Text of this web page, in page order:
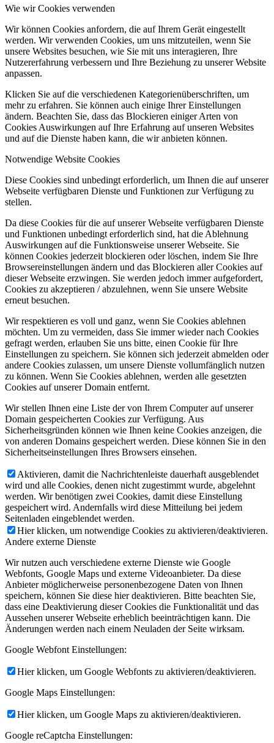
Wie wir Cookies verwenden
Wir können Cookies anfordern, die auf Ihrem Gerät eingestellt
werden. Wir verwenden Cookies, um uns mitzuteilen, wenn Sie
unsere Websites besuchen, wie Sie mit uns interagieren, Ihre
Nutzererfahrung verbessern und Ihre Beziehung zu unserer Website
anpassen.
Klicken Sie auf die verschiedenen Kategorienüberschriften, um
mehr zu erfahren. Sie können auch einige Ihrer Einstellungen
ändern. Beachten Sie, dass das Blockieren einiger Arten von
Cookies Auswirkungen auf Ihre Erfahrung auf unseren Websites
und auf die Dienste haben kann, die wir anbieten können.
Notwendige Website Cookies
Diese Cookies sind unbedingt erforderlich, um Ihnen die auf unserer
Webseite verfügbaren Dienste und Funktionen zur Verfügung zu
stellen.
Da diese Cookies für die auf unserer Webseite verfügbaren Dienste
und Funktionen unbedingt erforderlich sind, hat die Ablehnung
Auswirkungen auf die Funktionsweise unserer Webseite. Sie
können Cookies jederzeit blockieren oder löschen, indem Sie Ihre
Browsereinstellungen ändern und das Blockieren aller Cookies auf
dieser Webseite erzwingen. Sie werden jedoch immer aufgefordert,
Cookies zu akzeptieren / abzulehnen, wenn Sie unsere Website
erneut besuchen.
Wir respektieren es voll und ganz, wenn Sie Cookies ablehnen
möchten. Um zu vermeiden, dass Sie immer wieder nach Cookies
gefragt werden, erlauben Sie uns bitte, einen Cookie für Ihre
Einstellungen zu speichern. Sie können sich jederzeit abmelden oder
andere Cookies zulassen, um unsere Dienste vollumfänglich nutzen
zu können. Wenn Sie Cookies ablehnen, werden alle gesetzten
Cookies auf unserer Domain entfernt.
Wir stellen Ihnen eine Liste der von Ihrem Computer auf unserer
Domain gespeicherten Cookies zur Verfügung. Aus
Sicherheitsgründen können wie Ihnen keine Cookies anzeigen, die
von anderen Domains gespeichert werden. Diese können Sie in den
Sicherheitseinstellungen Ihres Browsers einsehen.
Aktivieren, damit die Nachrichtenleiste dauerhaft ausgeblendet
wird und alle Cookies, denen nicht zugestimmt wurde, abgelehnt
werden. Wir benötigen zwei Cookies, damit diese Einstellung
gespeichert wird. Andernfalls wird diese Mitteilung bei jedem
Seitenladen eingeblendet werden.
Hier klicken, um notwendige Cookies zu aktivieren/deaktivieren.
Andere externe Dienste
Wir nutzen auch verschiedene externe Dienste wie Google
Webfonts, Google Maps und externe Videoanbieter. Da diese
Anbieter möglicherweise personenbezogene Daten von Ihnen
speichern, können Sie diese hier deaktivieren. Bitte beachten Sie,
dass eine Deaktivierung dieser Cookies die Funktionalität und das
Aussehen unserer Webseite erheblich beeinträchtigen kann. Die
Änderungen werden nach einem Neuladen der Seite wirksam.
Google Webfont Einstellungen:
Hier klicken, um Google Webfonts zu aktivieren/deaktivieren.
Google Maps Einstellungen:
Hier klicken, um Google Maps zu aktivieren/deaktivieren.
Google reCaptcha Einstellungen: